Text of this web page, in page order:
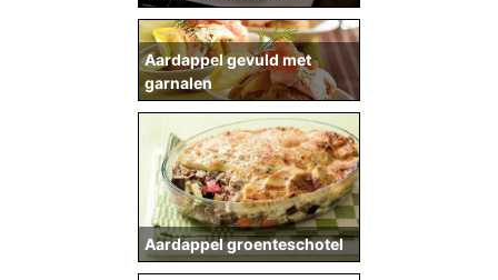
Aardappel gevuld met
garnalen
Aardappel groenteschotel